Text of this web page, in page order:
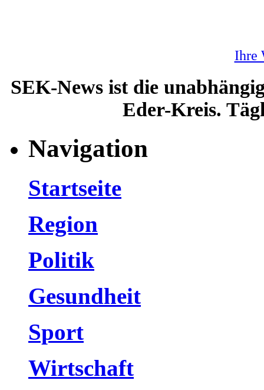
Ihre
SEK-News ist die
Eder-Kreis.
Navigation
Startseite
Region
Politik
Gesundheit
Sport
Wirtschaft